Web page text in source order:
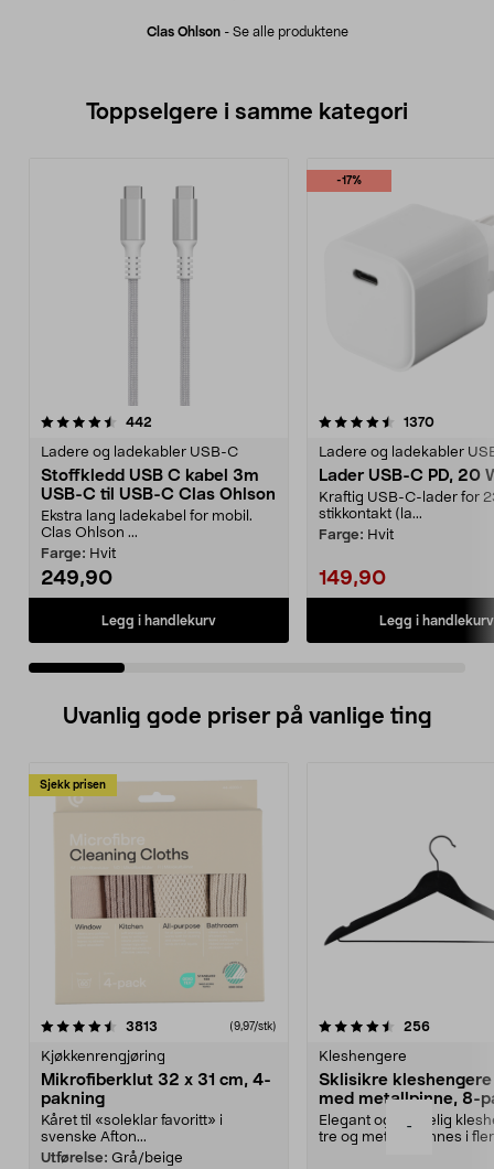
-
Clas Ohlson- Se alle produktene
Toppselgere i samme kategori
442
Ladere og ladekabler USB-C
Stoffkledd USB C kabel 3m
USB-C til USB-C Clas Ohlson
Ekstra lang ladekabel for mobil.
Clas Ohlson ...
Farge: Hvit
249,90
Legg i handlekurv
-17%
4.5 av 5 stjerner 1370
Ladere og ladekabler
Lader USB-C PD, 20
Kraftig USB-C-lader for
stikkontakt (la...
Farge: Hvit
149,90
Legg i handlekurv
4.5 av 5 stjerner
Uvanlig gode priser på vanlige ting
Sjekk prisen
3813 anmeldelser(9,97/stk)
Kjøkkenrengjøring
Mikrofiberklut 32 x 31 cm, 4-
pakning
Kåret til «soleklar favoritt» i
svenske Afton...
Utførelse: Grå/beige
4.5av 5 stjerner 256
Kleshengere
Sklisikre
med metallpinne, 8-
Elegant og skikkelig
tre og metall – finnes i
4.5av 5 stjerner